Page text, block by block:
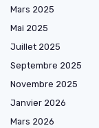
Mars 2025
Mai 2025
Juillet 2025
Septembre 2025
Novembre 2025
Janvier 2026
Mars 2026